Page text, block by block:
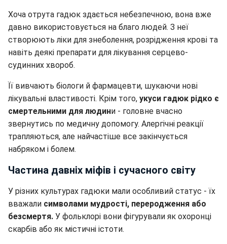
Хоча отрута гадюк здається небезпечною, вона вже
давно використовується на благо людей. З неї
створюють ліки для знеболення, розрідження крові та
навіть деякі препарати для лікування серцево-
судинних хвороб.
Її вивчають біологи й фармацевти, шукаючи нові
лікувальні властивості. Крім того, укуси гадюк рідко є
смертельними для людини - головне вчасно
звернутись по медичну допомогу. Алергічні реакції
трапляються, але найчастіше все закінчується
набряком і болем.
Частина давніх міфів і сучасного світу
У різних культурах гадюки мали особливий статус - їх
вважали символами мудрості, переродження або
безсмертя. У фольклорі вони фігурували як охоронці
скарбів або як містичні істоти.